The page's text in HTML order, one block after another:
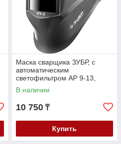
Маска сварщика ЗУБР, с
автоматическим
светофильтром АР 9-13,
затемнение 4/9-13, серия
"Профессионал" (11073)
В наличии
10 750 ₸
Купить